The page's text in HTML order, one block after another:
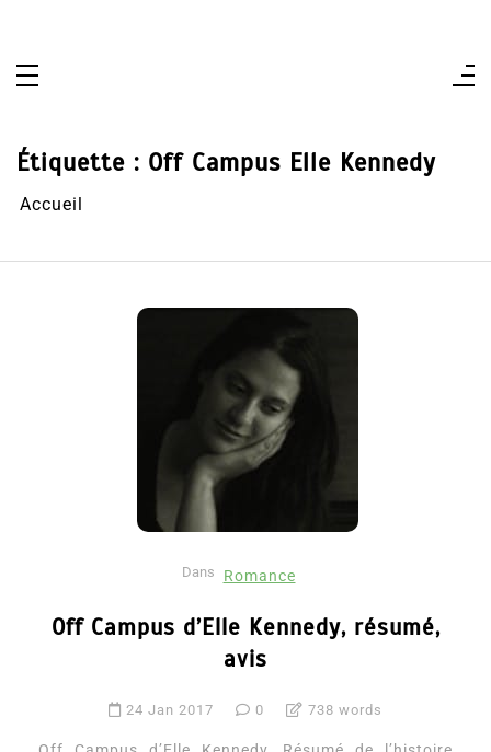
Étiquette : Off Campus Elle Kennedy
Accueil
Dans Romance
Off Campus d’Elle Kennedy, résumé,
avis
24 Jan 2017 0 738 words